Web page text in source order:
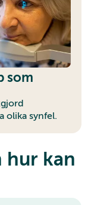
som
olika synfel.
hur kan